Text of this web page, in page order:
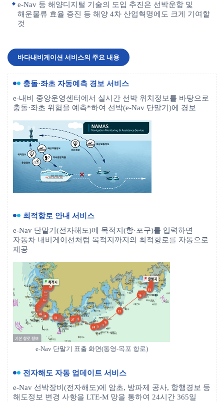
e-Nav 등 해양디지털 기술의 도입 추진은 선박운항 및
해운물류 효율 증진 등 해양 4차 산업혁명에도 크게 기여할
것
바다내비게이션 서비스의 주요 내용
충돌·좌초 자동예측 경보 서비스
e-내비 중앙운영센터에서 실시간 선박 위치정보를 바탕으로
충돌·좌초 위험을 예측*하여 선박(e-Nav 단말기)에 경보
최적항로 안내 서비스
e-Nav 단말기(전자해도)에 목적지(항·포구)를 입력하면
자동차 내비게이션처럼 목적지까지의 최적항로를 자동으로
제공
e-Nav 단말기 표출 화면(통영-목포 항로)
전자해도 자동 업데이트 서비스
e-Nav 선박장비(전자해도)에 암초, 방파제 공사, 항행경보 등
해도정보 변경 사항을 LTE-M 망을 통하여 24시간 365일